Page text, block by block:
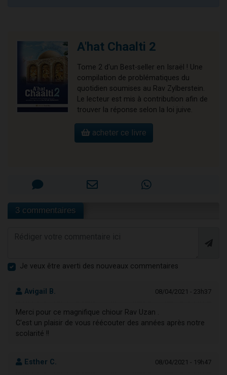
A'hat Chaalti 2
Tome 2 d'un Best-seller en Israël ! Une
compilation de problématiques du
quotidien soumises au Rav Zylberstein.
Le lecteur est mis à contribution afin de
trouver la réponse selon la loi juive.
acheter ce livre
3 commentaires
Je veux être averti des nouveaux commentaires
Avigail B. 08/04/2021 - 23h37
Merci pour ce magnifique chiour Rav Uzan .
C'est un plaisir de vous réécouter des années après notre
scolarité !!
Esther C. 08/04/2021 - 19h47